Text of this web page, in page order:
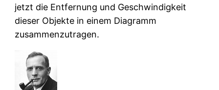
jetzt die Entfernung und Geschwindigkeit
dieser Objekte in einem Diagramm
zusammenzutragen.